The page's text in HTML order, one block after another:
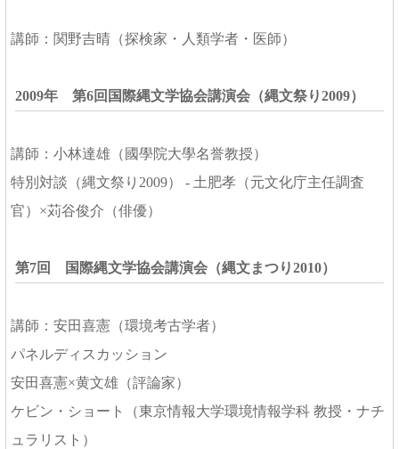
講師：関野吉晴（探検家・人類学者・医師）
2009年 第6回国際縄文学協会講演会（縄文祭り2009）
講師：小林達雄（國學院大學名誉教授）
特別対談（縄文祭り2009） - 土肥孝（元文化庁主任調査
官）×苅谷俊介（俳優）
第7回 国際縄文学協会講演会（縄文まつり2010）
講師：安田喜憲（環境考古学者）
パネルディスカッション
安田喜憲×黄文雄（評論家）
ケビン・ショート（東京情報大学環境情報学科 教授・ナチ
ュラリスト）